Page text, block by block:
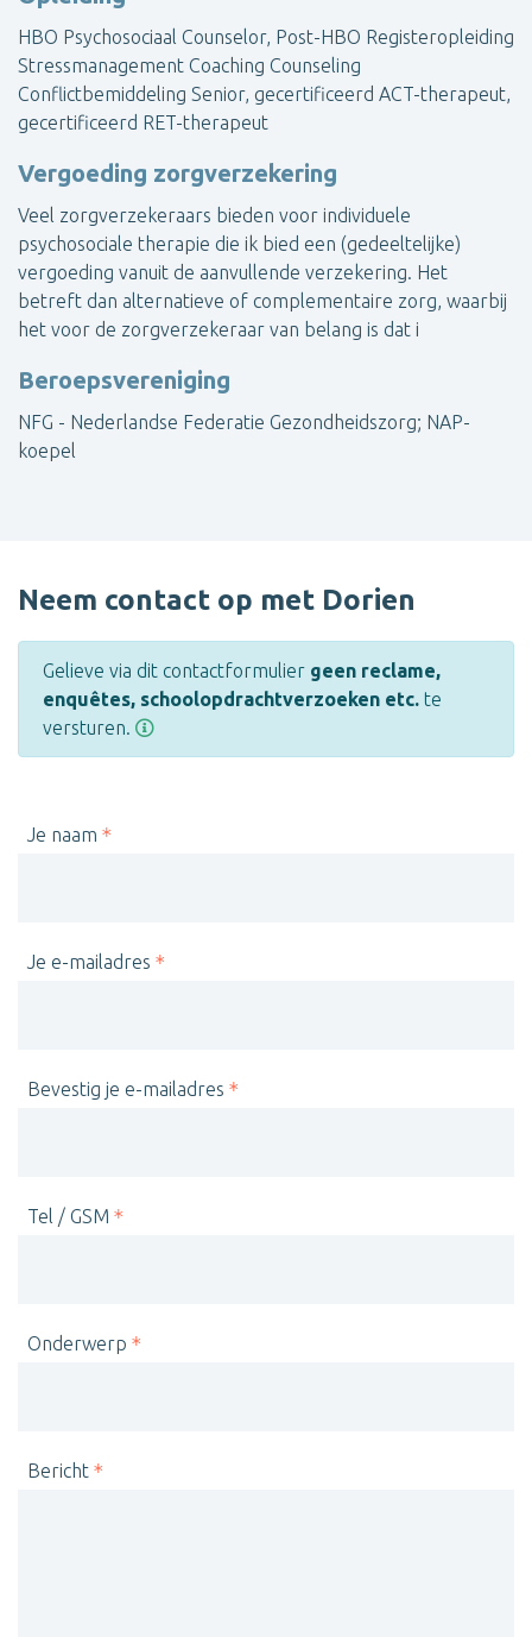
HBO Psychosociaal Counselor, Post-HBO Registeropleiding
Stressmanagement Coaching Counseling
Conflictbemiddeling Senior, gecertificeerd ACT-therapeut,
gecertificeerd RET-therapeut
Vergoeding zorgverzekering
Veel zorgverzekeraars bieden voor individuele
psychosociale therapie die ik bied een (gedeeltelijke)
vergoeding vanuit de aanvullende verzekering. Het
betreft dan alternatieve of complementaire zorg, waarbij
het voor de zorgverzekeraar van belang is dat i
Beroepsvereniging
NFG - Nederlandse Federatie Gezondheidszorg; NAP-
koepel
Neem contact op met Dorien
Gelieve via dit contactformulier geen reclame,
enquêtes, schoolopdrachtverzoeken etc. te
versturen.
Je naam
Je e-mailadres
Bevestig je e-mailadres
Tel / GSM
Onderwerp
Bericht